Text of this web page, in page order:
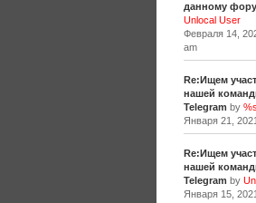
данному
Unlocal User
Февраля 14,
am
Re:Ищем
нашей
Telegram by
Января 21,
Re:Ищем
нашей
Telegram by
Января 15,